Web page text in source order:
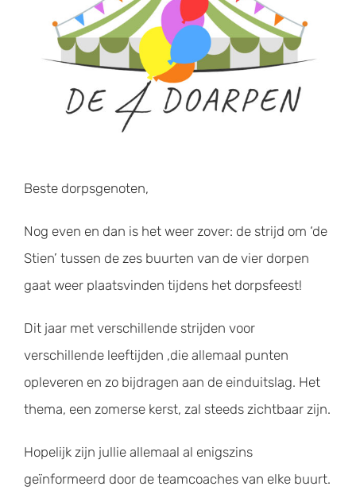
Beste dorpsgenoten,
Nog even en dan is het weer zover: de strijd om ‘de
Stien’ tussen de zes buurten van de vier dorpen
gaat weer plaatsvinden tijdens het dorpsfeest!
Dit jaar met verschillende strijden voor
verschillende leeftijden ,die allemaal punten
opleveren en zo bijdragen aan de einduitslag. Het
thema, een zomerse kerst, zal steeds zichtbaar zijn.
Hopelijk zijn jullie allemaal al enigszins
geïnformeerd door de teamcoaches van elke buurt.